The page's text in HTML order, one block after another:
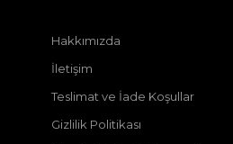
Hakkımızda
İletişim
Teslimat ve İade Koşullar
Gizlilik Politikası